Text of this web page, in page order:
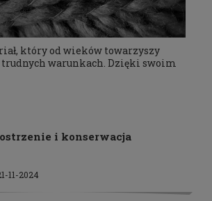
który od wieków towarzyszy
trudnych warunkach. Dzięki swoim
i konserwacja
11-2024